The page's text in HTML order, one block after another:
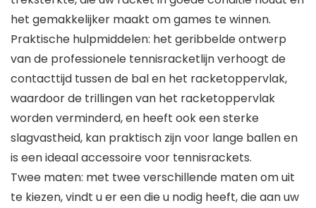
het gemakkelijker maakt om games te winnen.
Praktische hulpmiddelen: het geribbelde ontwerp
van de professionele tennisracketlijn verhoogt de
contacttijd tussen de bal en het racketoppervlak,
waardoor de trillingen van het racketoppervlak
worden verminderd, en heeft ook een sterke
slagvastheid, kan praktisch zijn voor lange ballen en
is een ideaal accessoire voor tennisrackets.
Twee maten: met twee verschillende maten om uit
te kiezen, vindt u er een die u nodig heeft, die aan uw